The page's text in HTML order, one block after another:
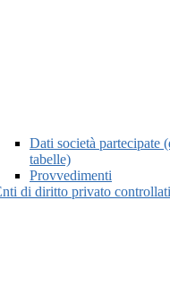
Dati società partecipate
tabelle)
Provvedimenti
di diritto privato controllati